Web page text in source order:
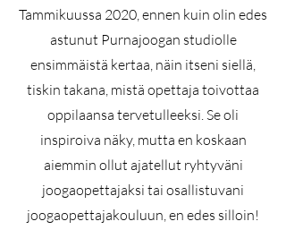
Tammikuussa 2020, ennen kuin olin edes
astunut Purnajoogan studiolle
ensimmäistä kertaa, näin itseni siellä,
tiskin takana, mistä opettaja toivottaa
oppilaansa tervetulleeksi. Se oli
inspiroiva näky, mutta en koskaan
aiemmin ollut ajatellut ryhtyväni
joogaopettajaksi tai osallistuvani
joogaopettajakouluun, en edes silloin!